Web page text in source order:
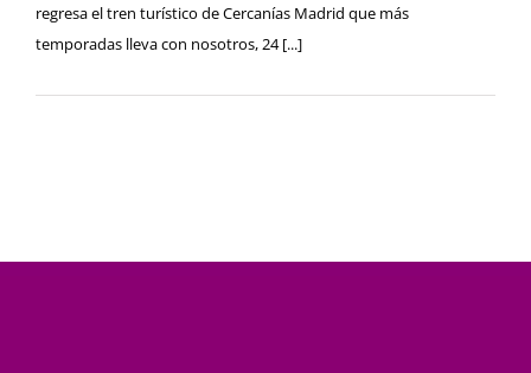
regresa el tren turístico de Cercanías Madrid que más
temporadas lleva con nosotros, 24 [...]